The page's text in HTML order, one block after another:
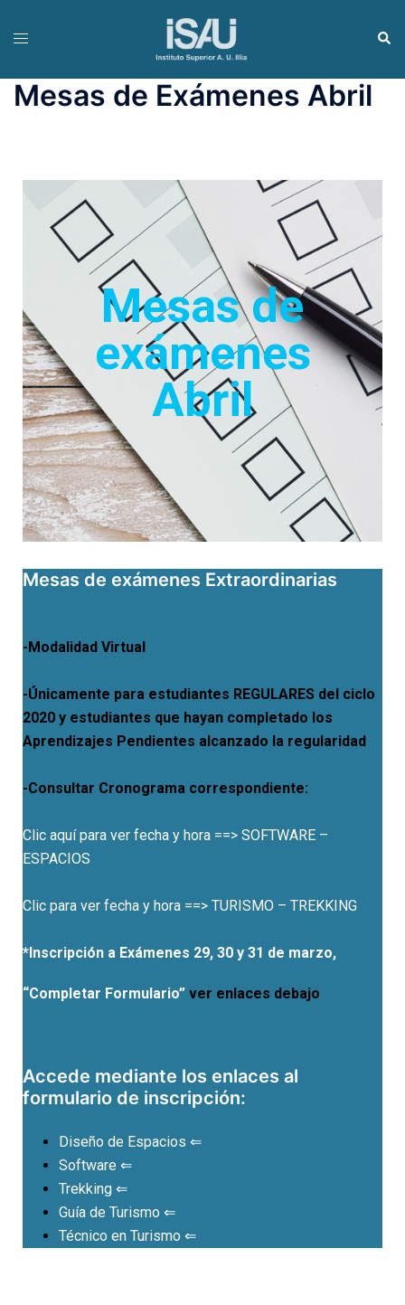
Mesas de Exámenes Abril
Mesas de
exámenes
Abril
Mesas de exámenes Extraordinarias
-Modalidad Virtual
-Únicamente para estudiantes REGULARES del ciclo
2020 y estudiantes que hayan completado los
Aprendizajes Pendientes alcanzado la regularidad
-Consultar Cronograma correspondiente:
Clic aquí para ver fecha y hora ==> SOFTWARE –
ESPACIOS
Clic para ver fecha y hora ==> TURISMO – TREKKING
*Inscripción a Exámenes 29, 30 y 31 de marzo,
“Completar Formulario” ver enlaces debajo
Accede mediante los enlaces al
formulario de inscripción:
Diseño de Espacios ⇐
Software ⇐
Trekking ⇐
Guía de Turismo ⇐
Técnico en Turismo ⇐